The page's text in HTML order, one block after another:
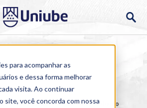
para acompanhar as
e dessa forma melhorar
visita. Ao continuar
site, você concorda com nossa
> Graduação > Gestão da Produção